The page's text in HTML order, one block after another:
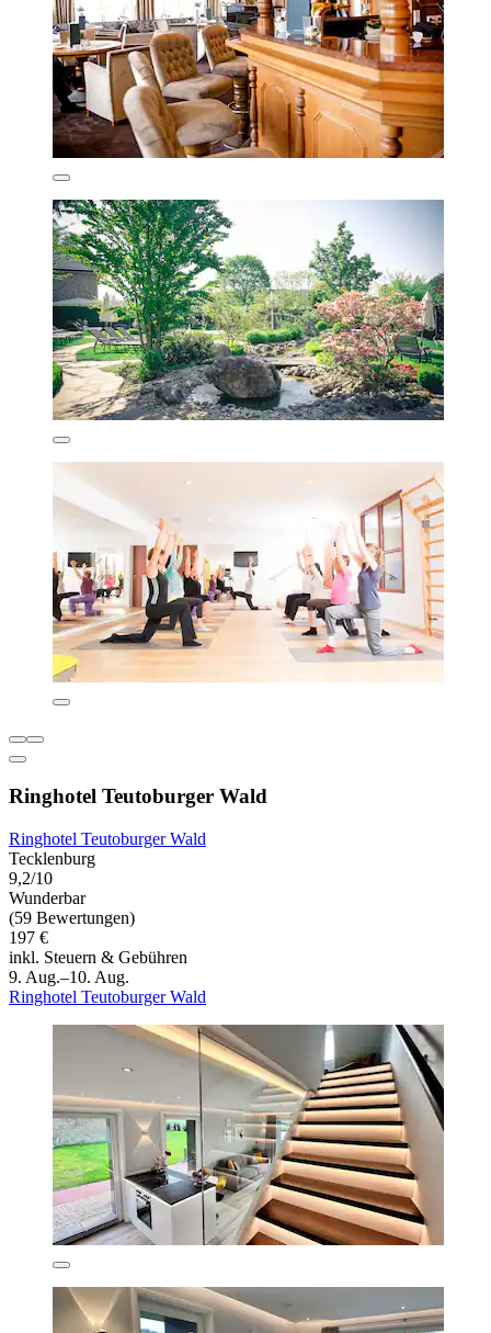
Ringhotel Teutoburger Wald
Ringhotel Teutoburger Wald
Tecklenburg
9,2/10
Wunderbar
(59 Bewertungen)
197 €
inkl. Steuern & Gebühren
9. Aug.–10. Aug.
Ringhotel Teutoburger Wald